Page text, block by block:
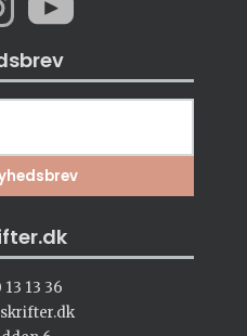
13 13 36